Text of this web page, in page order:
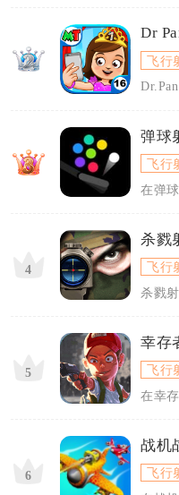
Dr
飞行
弹球
飞行
4
杀戮
飞行
杀戮
5
幸存
飞行
6
战机
飞行